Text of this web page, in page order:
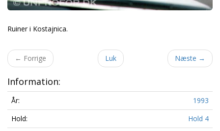
Ruiner i Kostajnica.
← Forrige Luk Næste →
Information:
År:
1993
Hold:
Hold 4